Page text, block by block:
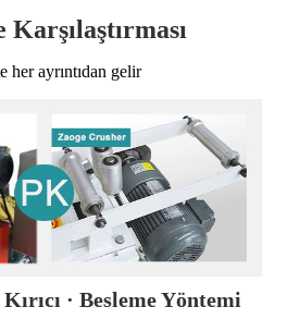
her ayrıntıdan gelir
· Besleme Yöntemi